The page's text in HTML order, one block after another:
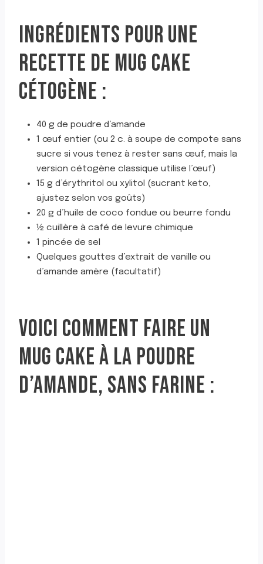
INGRÉDIENTS POUR UNE
RECETTE DE MUG CAKE
CÉTOGÈNE :
40 g de poudre d’amande
1 œuf entier (ou 2 c. à soupe de compote sans
sucre si vous tenez à rester sans œuf, mais la
version cétogène classique utilise l’œuf)
15 g d’érythritol ou xylitol (sucrant keto,
ajustez selon vos goûts)
20 g d’huile de coco fondue ou beurre fondu
½ cuillère à café de levure chimique
1 pincée de sel
Quelques gouttes d’extrait de vanille ou
d’amande amère (facultatif)
VOICI COMMENT FAIRE UN
MUG CAKE À LA POUDRE
D’AMANDE, SANS FARINE :